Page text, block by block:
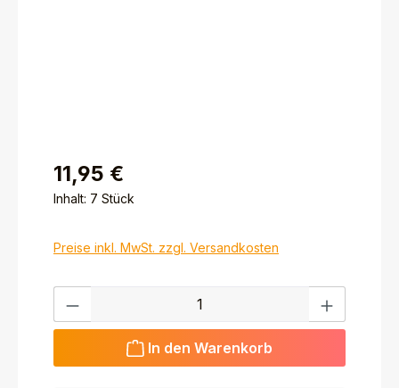
11,95 €
Inhalt: 7 Stück
Preise inkl. MwSt. zzgl. Versandkosten
Produkt Anzahl: Gib den gewünschten Wert ein
In den Warenkorb